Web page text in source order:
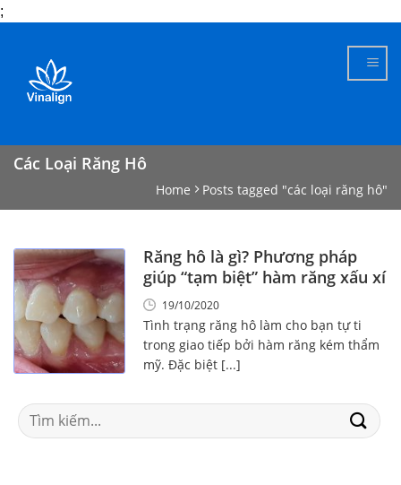
;
content
Các Loại Răng Hô
Home Posts tagged "các loại răng hô"
Răng hô là gì? Phương pháp
giúp “tạm biệt” hàm răng xấu xí
19/10/2020
Tình trạng răng hô làm cho bạn tự ti
trong giao tiếp bởi hàm răng kém thẩm
mỹ. Đặc biệt [...]
Search
for: